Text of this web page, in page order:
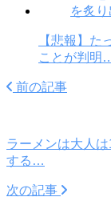
【悲報】た
ことが判明
前の記事
ラーメンは大人
する…
次の記事